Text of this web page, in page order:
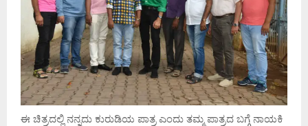
ಈ‌ ಚಿತ್ರದಲ್ಲಿ ನನ್ನದು ಕುರುಡಿಯ ಪಾತ್ರ ಎಂದು ತಮ್ಮ ಪಾತ್ರದ ಬಗ್ಗೆ ನಾಯಕಿ